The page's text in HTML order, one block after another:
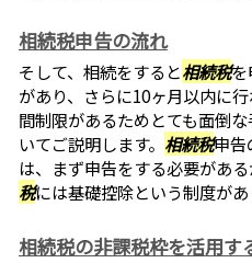
相続税申告の流れ
そして、相続をすると相続税を
があり、さらに10ヶ月以内に
間制限があるためとても面倒
いてご説明します。 相続税申告
は、まず申告をする必要がある
税には基礎控除という制度があ
相続税の非課税枠を活用す